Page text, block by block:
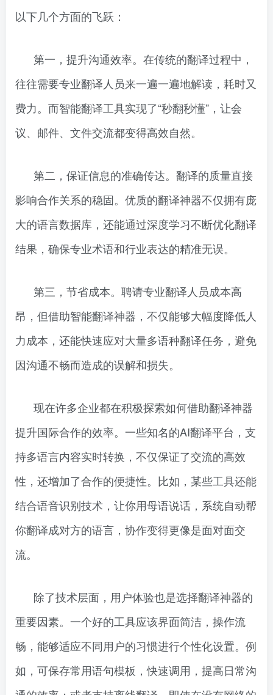
以下几个方面的飞跃：
第一，提升沟通效率。在传统的翻译过程中，
往往需要专业翻译人员来一遍一遍地解读，耗时又
费力。而智能翻译工具实现了“秒翻秒懂”，让会
议、邮件、文件交流都变得高效自然。
第二，保证信息的准确传达。翻译的质量直接
影响合作关系的稳固。优质的翻译神器不仅拥有庞
大的语言数据库，还能通过深度学习不断优化翻译
结果，确保专业术语和行业表达的精准无误。
第三，节省成本。聘请专业翻译人员成本高
昂，但借助智能翻译神器，不仅能够大幅度降低人
力成本，还能快速应对大量多语种翻译任务，避免
因沟通不畅而造成的误解和损失。
现在许多企业都在积极探索如何借助翻译神器
提升国际合作的效率。一些知名的AI翻译平台，支
持多语言内容实时转换，不仅保证了交流的高效
性，还增加了合作的便捷性。比如，某些工具还能
结合语音识别技术，让你用母语说话，系统自动帮
你翻译成对方的语言，协作变得更像是面对面交
流。
除了技术层面，用户体验也是选择翻译神器的
重要因素。一个好的工具应该界面简洁，操作流
畅，能够适应不同用户的习惯进行个性化设置。例
如，可保存常用语句模板，快速调用，提高日常沟